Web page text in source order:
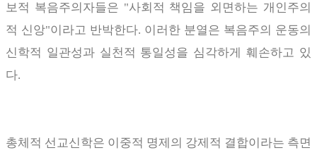
보적 복음주의자들은 "사회적 책임을 외면하는 개인주의
적 신앙"이라고 반박한다. 이러한 분열은 복음주의 운동의
신학적 일관성과 실천적 통일성을 심각하게 훼손하고 있
다.
총체적 선교신학은 이중적 명제의 강제적 결합이라는 측면